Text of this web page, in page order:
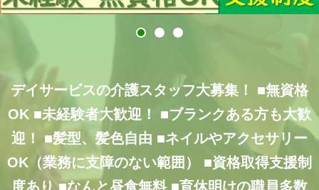
デイサービスの介護スタッフ大募集！
■無資格
OK ■未経験者大歓迎！
■ブランクある方も大歓
迎！
■髪型、髪色自由 ■ネイルやアクセサリー
OK（業務に支障のない範囲）
■資格取得支援制
度あり ■なんと昼食無料■育休明けの職員多数